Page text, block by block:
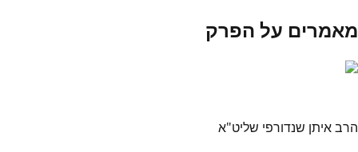
מאמרים על הפרק
הרב איתן שנדורפי שליט"א